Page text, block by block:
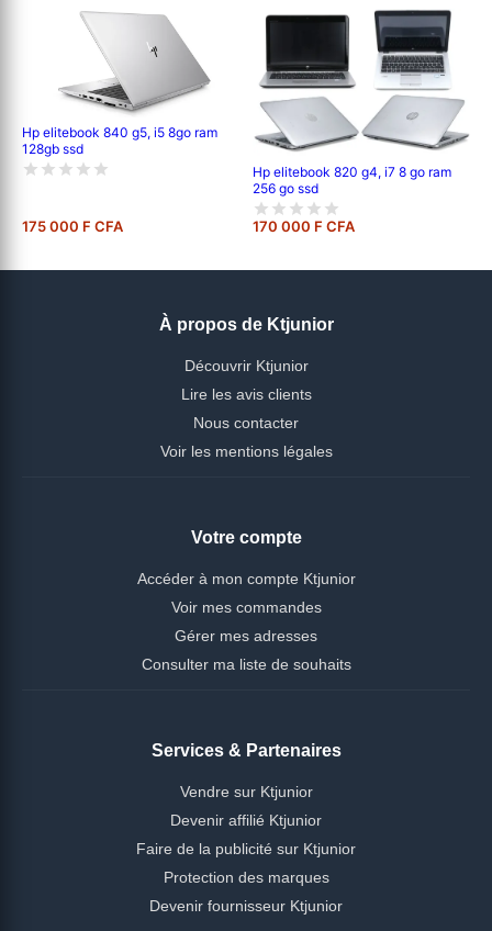
Hp elitebook 840 g5, i5 8go ram
128gb ssd
175 000 F CFA
Hp elitebook 820 g4, i7 8 go ram
256 go ssd
170 000 F CFA
À propos de Ktjunior
Découvrir Ktjunior
Lire les avis clients
Nous contacter
Voir les mentions légales
Votre compte
Accéder à mon compte Ktjunior
Voir mes commandes
Gérer mes adresses
Consulter ma liste de souhaits
Services & Partenaires
Vendre sur Ktjunior
Devenir affilié Ktjunior
Faire de la publicité sur Ktjunior
Protection des marques
Devenir fournisseur Ktjunior